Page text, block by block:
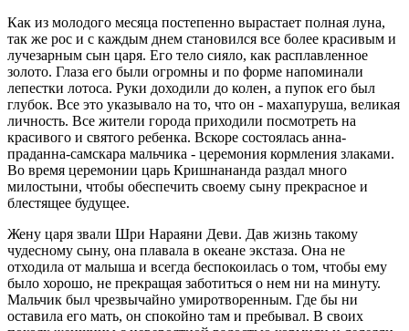
Как из молодого месяца постепенно вырастает полная луна,
так же рос и с каждым днем становился все более красивым и
лучезарным сын царя. Его тело сияло, как расплавленное
золото. Глаза его были огромны и по форме напоминали
лепестки лотоса. Руки доходили до колен, а пупок его был
глубок. Все это указывало на то, что он - махапуруша, великая
личность. Все жители города приходили посмотреть на
красивого и святого ребенка. Вскоре состоялась анна-
праданна-самскара мальчика - церемония кормления злаками.
Во время церемонии царь Кришнананда раздал много
милостыни, чтобы обеспечить своему сыну прекрасное и
блестящее будущее.
Жену царя звали Шри Нараяни Деви. Дав жизнь такому
чудесному сыну, она плавала в океане экстаза. Она не
отходила от малыша и всегда беспокоилась о том, чтобы ему
было хорошо, не прекращая заботиться о нем ни на минуту.
Мальчик был чрезвычайно умиротворенным. Где бы ни
оставила его мать, он спокойно там и пребывал. В своих